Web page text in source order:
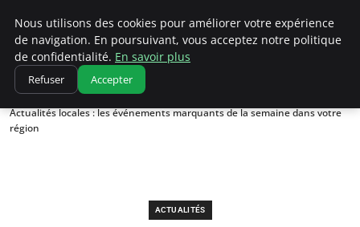
Correze Co
Accueil
Actualités
Actualités locales : les événements marquants de la semaine dans votre
région
ACTUALITÉS
Nous utilisons des cookies pour améliorer votre expérience
de navigation. En poursuivant, vous acceptez notre politique
de confidentialité. En savoir plus
Refuser Accepter